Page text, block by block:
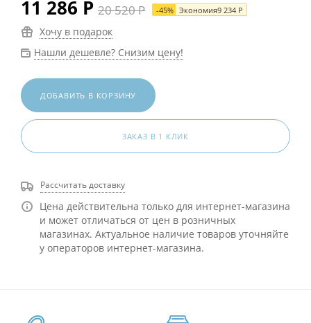
11 286 Р 20 520Р -45% Экономия9 234 Р
Хочу в подарок
Нашли дешевле? Снизим цену!
ДОБАВИТЬ В КОРЗИНУ
ЗАКАЗ В 1 КЛИК
Рассчитать доставку
Цена действительна только для интернет-магазина
и может отличаться от цен в розничных
магазинах. Актуальное наличие товаров уточняйте
у операторов интернет-магазина.